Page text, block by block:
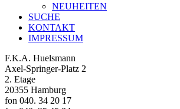
NEUHEITEN
SUCHE
KONTAKT
IMPRESSUM
F.K.A. Huelsmann
Axel-Springer-Platz 2
2. Etage
20355 Hamburg
fon 040. 34 20 17